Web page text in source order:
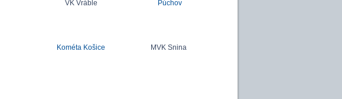
VK Vráble Púchov
Kométa Košice MVK Snina